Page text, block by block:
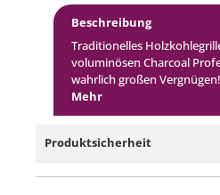
Beschreibung
Traditionelles
voluminösen Charcoal
wahrlich großen
Mehr
Produktsicherheit